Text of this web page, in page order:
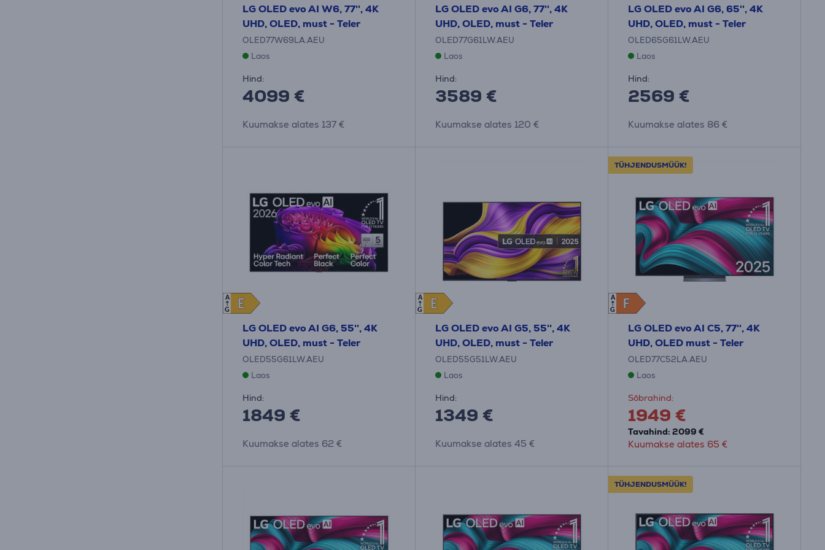
LG OLED evo AI W6, 77'', 4K
UHD, OLED, must - Teler
OLED77W69LA.AEU
Laos
Hind:
4099 €
Kuumakse alates 137 €
LG OLED evo AI G6, 77'', 4K
UHD, OLED, must - Teler
OLED77G61LW.AEU
Laos
Hind:
3589 €
Kuumakse alates 120 €
LG OLED evo AI G6, 65'', 4K
UHD, OLED, must - Teler
OLED65G61LW.AEU
Laos
Hind:
2569 €
Kuumakse alates 86 €
E
E
A
G
LG OLED evo AI G6, 55'', 4K
UHD, OLED, must - Teler
OLED55G61LW.AEU
Laos
Hind:
1849 €
Kuumakse alates 62 €
E
E
A
G
LG OLED evo AI G5, 55'', 4K
UHD, OLED, must - Teler
OLED55G51LW.AEU
Laos
Hind:
1349 €
Kuumakse alates 45 €
TÜHJENDUSMÜÜK!
F
F
A
G
LG OLED evo AI C5, 77'', 4K
UHD, OLED must - Teler
OLED77C52LA.AEU
Laos
Sõbrahind:
1949 €
Tavahind: 2099 €
Kuumakse alates 65 €
TÜHJENDUSMÜÜK!